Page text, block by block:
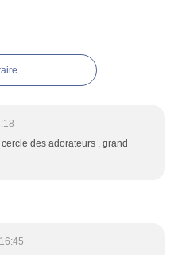
des adorateurs , grand